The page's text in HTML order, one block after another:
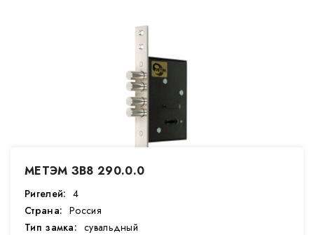
МЕТЭМ ЗВ8 290.0.0
Ригелей: 4
Страна: Россия
Тип замка: сувальдный